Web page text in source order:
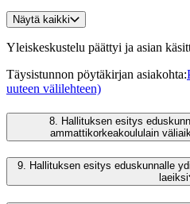
Näytä kaikki
Yleiskeskustelu päättyi ja asian
Täysistunnon pöytäkirjan asiakohta:
uuteen välilehteen)
8. Hallituksen esitys
ammattikorkeakoululain
9. Hallituksen esitys eduskunnalle
laeiksi